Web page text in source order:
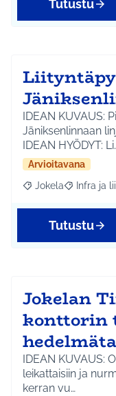
Tutustu
IDEAN KUVAUS:
Jäniksenlinnaan
IDEAN HYÖDYT:
Arvioitavana
Rajaa tulokset
Jokela RajaaInfra ja
Tutustu
Jokelan
konttorin
IDEAN KUVAUS:
leikattaisiin ja
kerran vu…